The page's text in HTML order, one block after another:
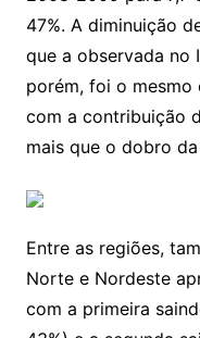
47%. A diminuição
que a observada no
porém, foi o
com a contribuição
mais que o dobro
Entre as regiões,
Norte e Nordeste
com a primeira